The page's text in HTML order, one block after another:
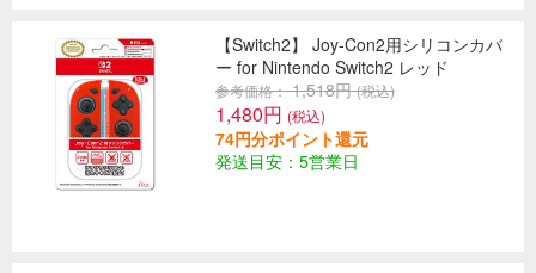
【Switch2】 Joy-Con2用シリコンカバ
ー for Nintendo Switch2 レッド
参考価格： 1,518円(税込)
1,480円 (税込)
74円分ポイント還元
発送目安：5営業日